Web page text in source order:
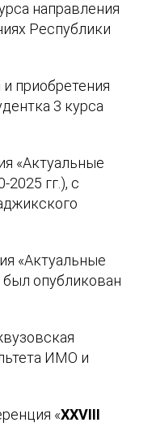
направления
Республики
приобретения
3 курса
«Актуальные
гг.), с
«Актуальные
опубликован
ИМО и
«XXVIII